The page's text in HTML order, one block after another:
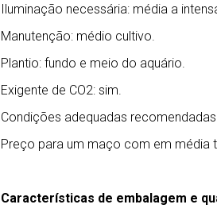
Iluminação necessária: média a
Manutenção: médio cultivo.
Plantio: fundo e meio do aquário.
Exigente de CO2: sim.
Condições adequadas
Preço para um maço com em média
Características de embalagem e